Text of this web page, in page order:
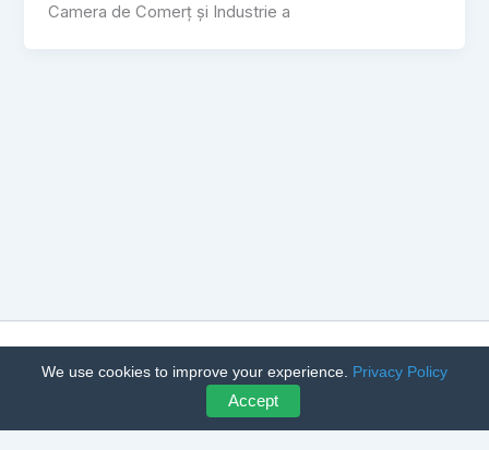
Camera de Comerț și Industrie a
Fructe | Powered byAstra WordPress Theme
We use cookies to improve your experience. Privacy Policy
Accept